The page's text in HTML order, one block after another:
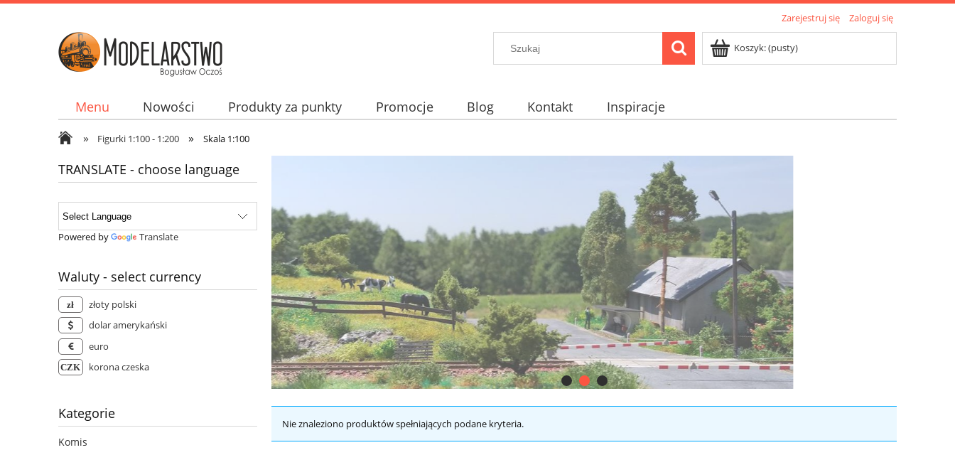
Zarejestruj się Zaloguj się
Koszyk:(pusty)
Menu Nowości Produkty za punkty Promocje Blog Kontakt
Inspiracje
Jak kupować? How to buy? Wie man kuppelt?
» Figurki 1:100 - 1:200 » Skala 1:100
TRANSLATE - choose language
Powered by Translate
Waluty - select currency
złoty polski
dolar amerykański
euro
korona czeska
Kategorie
Komis
Nie znaleziono produktów spełniających podane kryteria.